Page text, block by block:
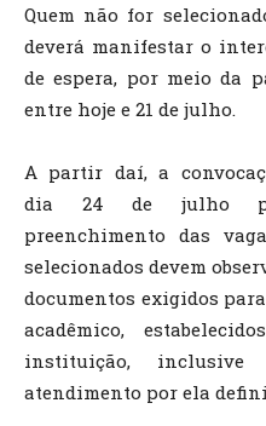
Quem não for
deverá manifestar o
de espera, por meio da
entre hoje e 21 de julho.
A partir daí, a
dia 24 de julho
preenchimento das
selecionados devem
documentos exigidos
acadêmico,
instituição,
atendimento por ela